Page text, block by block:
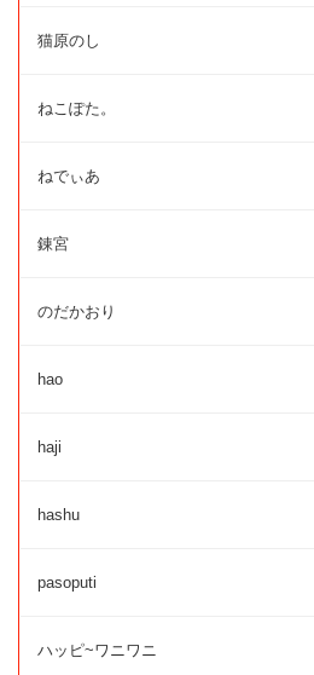
猫原のし
ねこぽた。
ねでぃあ
錬宮
のだかおり
hao
haji
hashu
pasoputi
ハッピ~ワニワニ